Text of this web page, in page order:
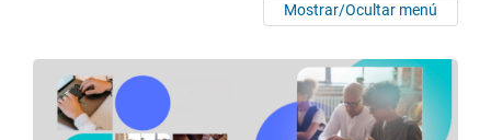
navegación
Mostrar/Ocultar menú